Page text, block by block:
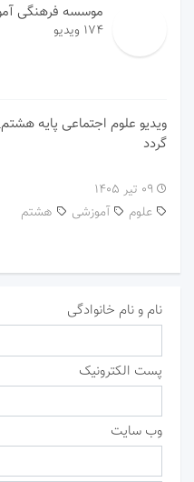
موسسه فرهنگی
174 ویدیو
گردد
۰۹ تیر ۱۴۰۵
آموزشی
علوم هشتم
نام و نام خانوادگی
پست الکترونیک
وب سایت